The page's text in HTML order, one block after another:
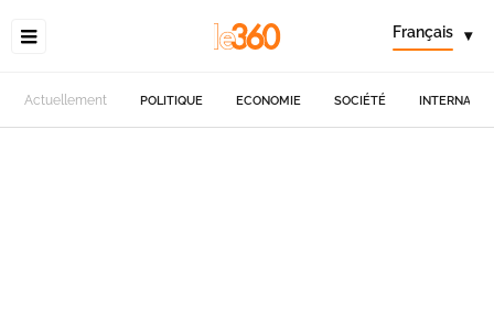
Français ▾
Actuellement POLITIQUE ECONOMIE SOCIÉTÉ